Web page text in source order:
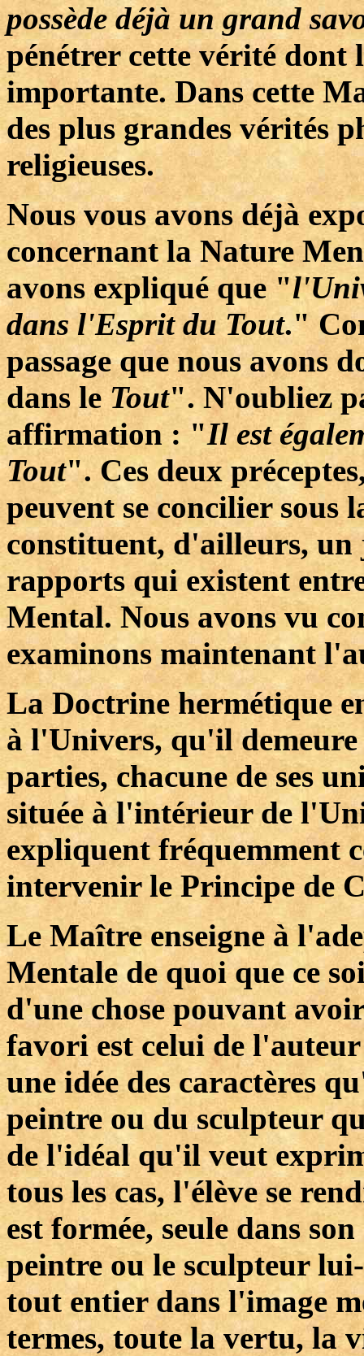
possède déjà un grand
pénétrer cette vérité dont
importante. Dans cette
des plus grandes vérités
religieuses.
Nous vous avons déjà
concernant la Nature
avons expliqué que "
dans l'Esprit du Tout."
passage que nous avons
dans le Tout". N'oubliez
affirmation : "Il est
Tout". Ces deux
peuvent se concilier sous
constituent, d'ailleurs, un
rapports qui existent
Mental. Nous avons vu
examinons maintenant
La Doctrine hermétique
à l'Univers, qu'il demeure
parties, chacune de ses
située à l'intérieur de
expliquent fréquemment
intervenir le Principe de
Le Maître enseigne à
Mentale de quoi que ce
d'une chose pouvant
favori est celui de
une idée des caractères
peintre ou du sculpteur
de l'idéal qu'il veut
tous les cas, l'élève se
est formée, seule dans
peintre ou le sculpteur
tout entier dans l'image
termes, toute la vertu, la